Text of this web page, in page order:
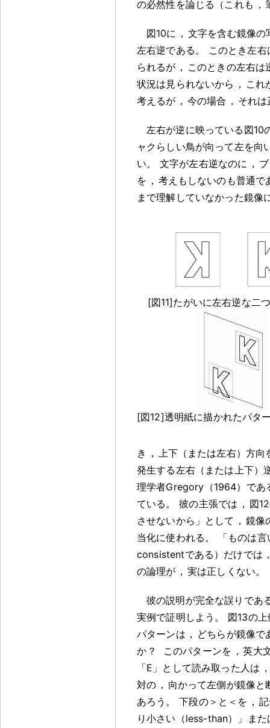
の必然性を論じる（これも ，
図10に ， 文字を含む鏡像の
左右逆である 。
このとき左
られるが ， このときの左右は
状況は見られないから ， これ
考えるが ， 今の場合 ， それ
左右が逆に映っている図10
ャクらしい鳥が向って左を向
い。 文字が左右逆なのに ，
を ， 考えもしないのも普通で
まで理解していなかった鏡像
[図11]たがいに左右逆な二
[図12]透明紙に描かれたパタ
き ，
上下（または左右）方向
発生する左右（または上下）
理学者Gregory（1964）であ
ている 。 彼の主張では ， 図
させないから」として ， 鏡像
当化に使われる 。
「ものは
consistentである）だけでは
の論理が ， 実は正しくない。
彼の説明が完全な誤りであ
実例で証明しよう 。
図13の
パターンは ， どちらが鏡像で
か ？ このパターンを ， 英大
「E」として読み取った人は ，
対の ， 向かって左側が鏡像と
あろう 。 下段の＞と＜を ，
り小さい（less-than）」また